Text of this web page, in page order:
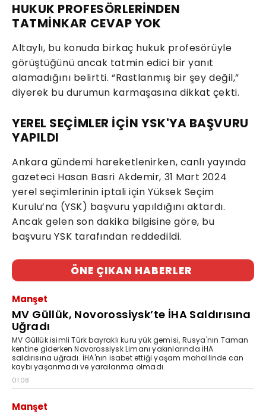
HUKUK PROFESÖRLERİNDEN
TATMİNKAR CEVAP YOK
Altaylı, bu konuda birkaç hukuk profesörüyle
görüştüğünü ancak tatmin edici bir yanıt
alamadığını belirtti. “Rastlanmış bir şey değil,”
diyerek bu durumun karmaşasına dikkat çekti.
YEREL SEÇİMLER İÇİN YSK'YA BAŞVURU
YAPILDI
Ankara gündemi hareketlenirken, canlı yayında
gazeteci Hasan Basri Akdemir, 31 Mart 2024
yerel seçimlerinin iptali için Yüksek Seçim
Kurulu’na (YSK) başvuru yapıldığını aktardı.
Ancak gelen son dakika bilgisine göre, bu
başvuru YSK tarafından reddedildi.
ÖNE ÇIKAN HABERLER
Manşet
MV Güllük, Novorossiysk’te İHA Saldırısına
Uğradı
MV Güllük isimli Türk bayraklı kuru yük gemisi, Rusya'nın Taman
kentine giderken Novorossiysk Limanı yakınlarında İHA
saldırısına uğradı. İHA'nın isabet ettiği yaşam mahallinde can
kaybı yaşanmadı ve yaralanma olmadı.
01:08
Manşet